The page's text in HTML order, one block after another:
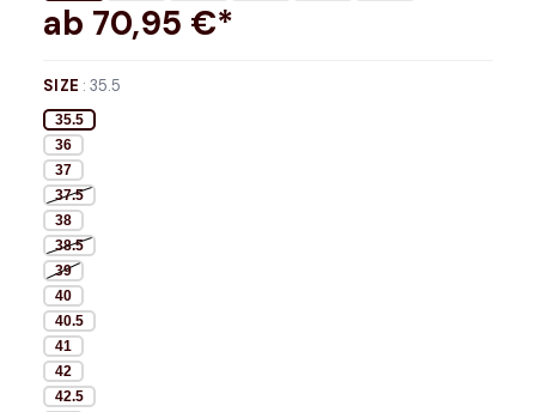
ab 70,95 €*
SIZE :35.5
35.5
36
37
37.5
38
38.5
39
40
40.5
41
42
42.5